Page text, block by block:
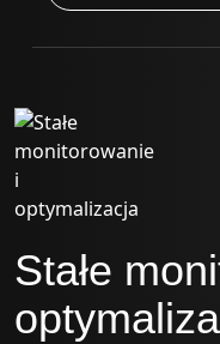
Stałe